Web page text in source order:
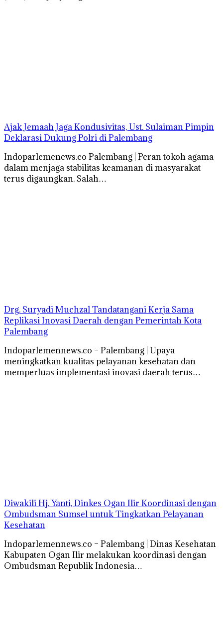
Ajak Jemaah Jaga Kondusivitas, Ust. Sulaiman Pimpin
Deklarasi Dukung Polri di Palembang
Indoparlemenews.co Palembang | Peran tokoh agama
dalam menjaga stabilitas keamanan di masyarakat
terus digaungkan. Salah…
Drg. Suryadi Muchzal Tandatangani Kerja Sama
Replikasi Inovasi Daerah dengan Pemerintah Kota
Palembang
Indoparlemennews.co – Palembang | Upaya
meningkatkan kualitas pelayanan kesehatan dan
memperluas implementasi inovasi daerah terus…
Diwakili Hj. Yanti, Dinkes Ogan Ilir Koordinasi dengan
Ombudsman Sumsel untuk Tingkatkan Pelayanan
Kesehatan
Indoparlemennews.co – Palembang | Dinas Kesehatan
Kabupaten Ogan Ilir melakukan koordinasi dengan
Ombudsman Republik Indonesia…